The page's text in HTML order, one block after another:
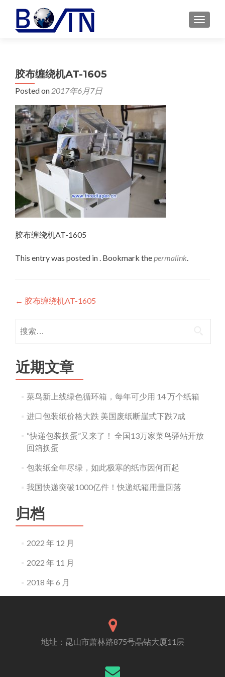
MENU
胶布缠绕机AT-1605
Posted on 2017年6月7日
胶布缠绕机AT-1605
This entry was posted in . Bookmark thepermalink.
Post
navigation
← 胶布缠绕机AT-1605
索：
近期文章
菜鸟新上线绿色循环箱，每年可少用 14 万个纸箱
进口包装纸价格大跌 美国废纸断崖式下跌7成
“快递包装换蛋”又来了！ 全国13万家菜鸟驿站开放
回箱换蛋
包装纸全年尽绿，如此极寒的纸市因何而起
我国快递突破1000亿件！快递纸箱用量回落
归档
2022 年 12 月
2022 年 11 月
2018 年 6 月
地址：昆山市萧林路875号晶钻大厦11层